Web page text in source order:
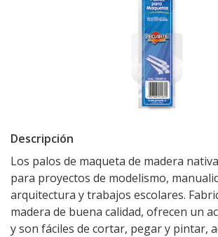
Descripción
Los palos de maqueta de madera
para proyectos de modelismo,
arquitectura y trabajos escolares.
madera de buena calidad, ofrecen un
y son fáciles de cortar, pegar y pintar,